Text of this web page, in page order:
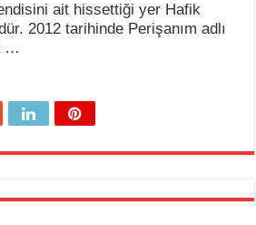
ait hissettiği yer Hafik
2012 tarihinde Perişanım adlı
…